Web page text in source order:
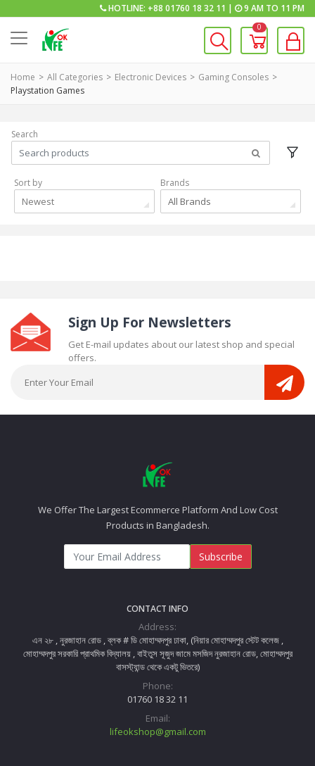
HOTLINE: +88 01760 18 32 11 | 9 AM TO 11 PM
0
Home All Categories Electronic Devices
Gaming Consoles
Playstation Games
Search
Sort by
Newest
Brands
All Brands
Sign Up For Newsletters
Get E-mail updates about our latest shop and special
offers.
We Offer The Largest Ecommerce Platform And Low Cost
Products in Bangladesh.
Subscribe
CONTACT INFO
Address:
এন ২৮ , নুরজাহান রোড , ব্লক # ডি মোহাম্মদপুর ঢাকা, (নিয়ার মোহাম্মদপুর স্টেট কলেজ ,
মোহাম্মদপুর সরকারি প্রাথমিক বিদ্যালয় , বাইতুস সূজুদ জামে মসজিদ নুরজাহান রোড, মোহাম্মদপুর
বাসস্ট্যান্ড থেকে একটু ভিতরে)
Phone:
01760 18 32 11
Email:
lifeokshop@gmail.com